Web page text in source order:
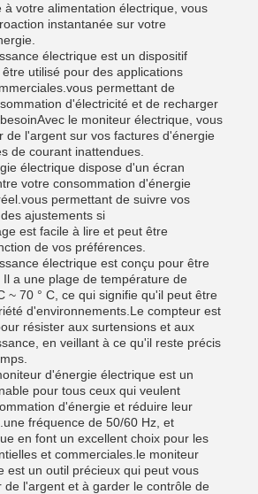
à votre alimentation électrique, vous
instantanée sur votre
électrique est un dispositif
utilisé pour des applications
permettant de
d'électricité et de recharger
le moniteur électrique, vous
de l'argent sur vos factures d'énergie
de courant inattendues.
électrique dispose d'un écran
votre consommation d'énergie
permettant de suivre vos
ajustements si
est facile à lire et peut être
de vos préférences.
électrique est conçu pour être
a une plage de température de
~ 70 ° C, ce qui signifie qu'il peut être
d'environnements.Le compteur est
résister aux surtensions et aux
en veillant à ce qu'il reste précis
d'énergie électrique est un
pour tous ceux qui veulent
d'énergie et réduire leur
fréquence de 50/60 Hz, et
en font un excellent choix pour les
et commerciales.le moniteur
est un outil précieux qui peut vous
de l'argent et à garder le contrôle de